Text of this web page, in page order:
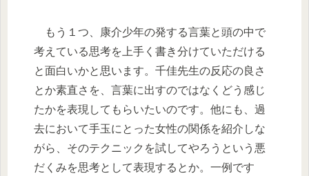
もう１つ、康介少年の発する言葉と頭の中で
考えている思考を上手く書き分けていただける
と面白いかと思います。千佳先生の反応の良さ
とか素直さを、言葉に出すのではなくどう感じ
たかを表現してもらいたいのです。他にも、過
去において手玉にとった女性の関係を紹介しな
がら、そのテクニックを試してやろうという悪
だくみを思考として表現するとか。一例です